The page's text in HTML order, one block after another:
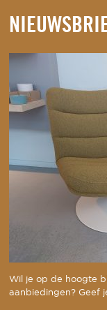
Wil je op de hoogte
aanbiedingen? Geef